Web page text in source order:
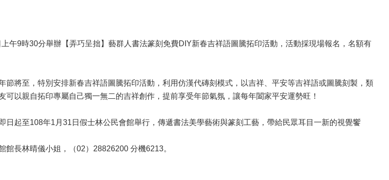
午9時30分舉辦【弄巧呈拙】藝群人書法篆刻免費DIY新春吉祥語圖騰拓印活動，活動採現場報名，名額有
節將至，特別安排新春吉祥語圖騰拓印活動，利用仿漢代磚刻模式，以吉祥、平安等吉祥語或圖騰刻製，類
可以親自拓印專屬自己獨一無二的吉祥創作，提前享受年節氣氛，讓每年闔家平安運勢旺！
日起至108年1月31日假士林公民會館舉行，傳遞書法美學藝術與篆刻工藝，帶給民眾耳目一新的視覺饗
館長林晴儀小姐，（02）28826200 分機6213。